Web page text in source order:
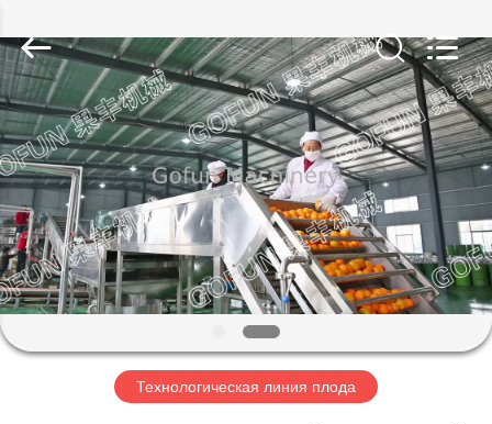
ДОМ
ПРОДУКТЫ
РОЛИКИ
VR
-
Co.,
Ltd..
Rights
Reserved.
Технологическая линия плода